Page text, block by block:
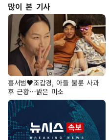
많이 본 기사
홍서범♥조갑경, 아들 불륜 사과
후 근황…밝은 미소